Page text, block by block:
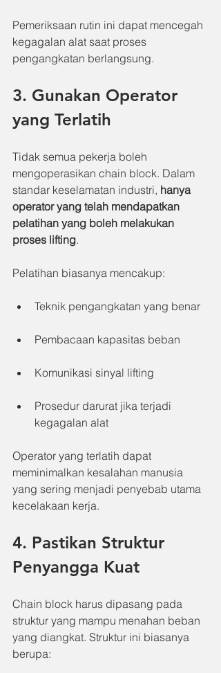
Pemeriksaan rutin ini dapat mencegah
kegagalan alat saat proses
pengangkatan berlangsung.
3. Gunakan Operator
yang Terlatih
Tidak semua pekerja boleh
mengoperasikan chain block. Dalam
standar keselamatan industri, hanya
operator yang telah mendapatkan
pelatihan yang boleh melakukan
proses lifting.
Pelatihan biasanya mencakup:
Teknik pengangkatan yang benar
Pembacaan kapasitas beban
Komunikasi sinyal lifting
Prosedur darurat jika terjadi
kegagalan alat
Operator yang terlatih dapat
meminimalkan kesalahan manusia
yang sering menjadi penyebab utama
kecelakaan kerja.
4. Pastikan Struktur
Penyangga Kuat
Chain block harus dipasang pada
struktur yang mampu menahan beban
yang diangkat. Struktur ini biasanya
berupa: